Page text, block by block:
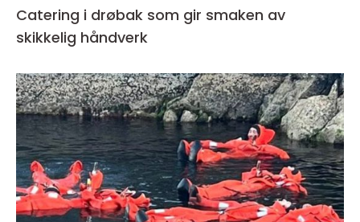
Catering i drøbak som gir smaken av
skikkelig håndverk